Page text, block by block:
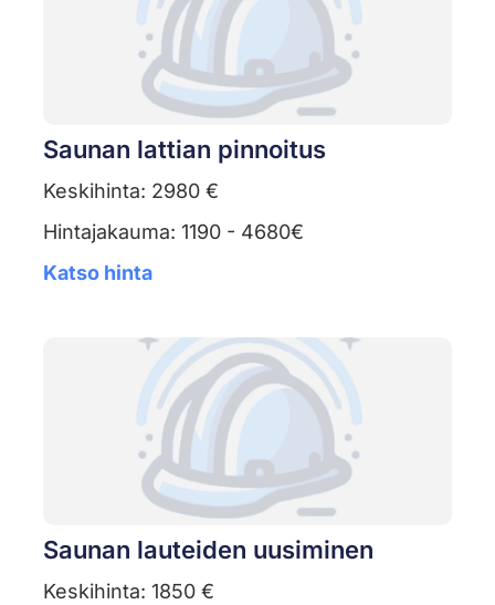
Saunan lattian pinnoitus
Keskihinta: 2980 €
Hintajakauma: 1190 - 4680€
Katso hinta
Saunan lauteiden uusiminen
Keskihinta: 1850 €